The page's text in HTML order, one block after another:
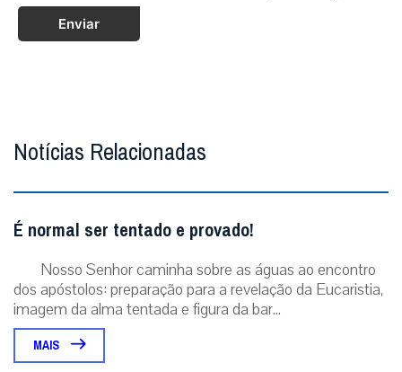
Enviar
Notícias Relacionadas
É normal ser tentado e provado!
Nosso Senhor caminha sobre as águas ao encontro
dos apóstolos: preparação para a revelação da Eucaristia,
imagem da alma tentada e figura da bar...
MAIS